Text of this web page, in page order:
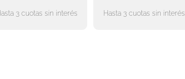
3 cuotas sin interés Hasta 3 cuotas sin interés